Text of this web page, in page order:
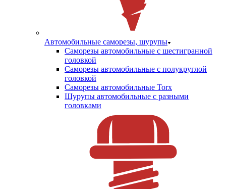
Автомобильные саморезы, шурупы
Саморезы автомобильные с шестигранной
головкой
Саморезы автомобильные с полукруглой
головкой
Саморезы автомобильные Torx
Шурупы автомобильные с разными
головками